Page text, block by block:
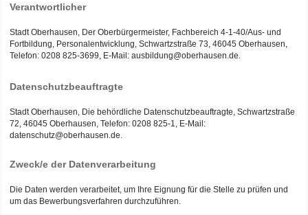
Verantwortlicher
Stadt Oberhausen, Der Oberbürgermeister, Fachbereich 4-1-40/Aus- und
Fortbildung, Personalentwicklung, Schwartzstraße 73, 46045 Oberhausen,
Telefon: 0208 825-3699, E-Mail: ausbildung@oberhausen.de.
Datenschutzbeauftragte
Stadt Oberhausen, Die behördliche Datenschutzbeauftragte, Schwartzstraße
72, 46045 Oberhausen, Telefon: 0208 825-1, E-Mail:
datenschutz@oberhausen.de.
Zweck/e der Datenverarbeitung
Die Daten werden verarbeitet, um Ihre Eignung für die Stelle zu prüfen und
um das Bewerbungsverfahren durchzuführen.